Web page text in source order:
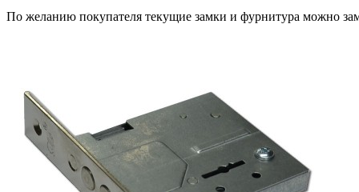
По желанию покупателя текущие замки и фурнитура можно